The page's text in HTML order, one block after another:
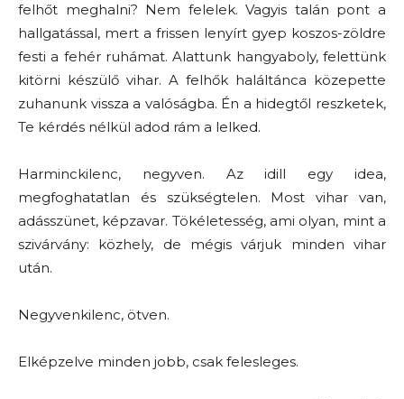
felhőt meghalni? Nem felelek. Vagyis talán pont a
hallgatással, mert a frissen lenyírt gyep koszos-zöldre
festi a fehér ruhámat. Alattunk hangyaboly, felettünk
kitörni készülő vihar. A felhők haláltánca közepette
zuhanunk vissza a valóságba. Én a hidegtől reszketek,
Te kérdés nélkül adod rám a lelked.
Harminckilenc, negyven. Az idill egy idea,
megfoghatatlan és szükségtelen. Most vihar van,
adásszünet, képzavar. Tökéletesség, ami olyan, mint a
szivárvány: közhely, de mégis várjuk minden vihar
után.
Negyvenkilenc, ötven.
Elképzelve minden jobb, csak felesleges.